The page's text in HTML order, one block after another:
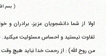
( بسم
تفاوت نیستید و احساس مسئولیت می‎کنید. باید این گونه باشد؛ و مأیوس هم نباشید،
من روح الله) : از رحمت خدا نباید هیچ وقت